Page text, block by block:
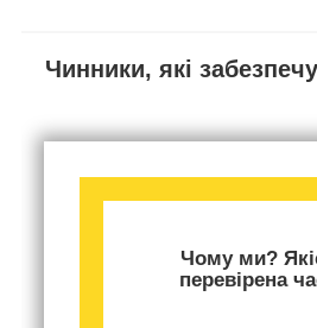
Чинники, які
Чому ми?
перевірена